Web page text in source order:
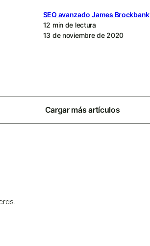
SEO avanzado James Brockbank
12 min de lectura
13 de noviembre de 2020
Cargar más artículos